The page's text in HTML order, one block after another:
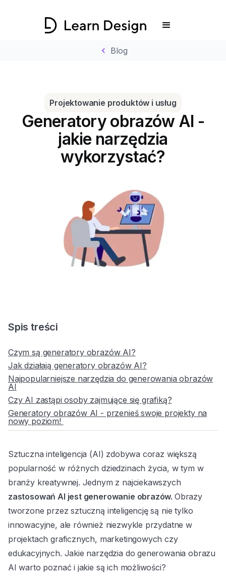
chevron_left Blog
Projektowanie produktów i usług
Generatory obrazów AI -
jakie narzędzia
wykorzystać?
Spis treści
Czym są generatory obrazów AI?
Jak działają generatory obrazów AI?
Najpopularniejsze narzędzia do generowania obrazów
AI
Czy AI zastąpi osoby zajmujące się grafiką?
Generatory obrazów AI - przenieś swoje projekty na
nowy poziom!
Sztuczna inteligencja (AI) zdobywa coraz większą
popularność w różnych dziedzinach życia, w tym w
branży kreatywnej. Jednym z najciekawszych
zastosowań AI jest generowanie obrazów. Obrazy
tworzone przez sztuczną inteligencję są nie tylko
innowacyjne, ale również niezwykle przydatne w
projektach graficznych, marketingowych czy
edukacyjnych. Jakie narzędzia do generowania obrazu
AI warto poznać i jakie są ich możliwości?